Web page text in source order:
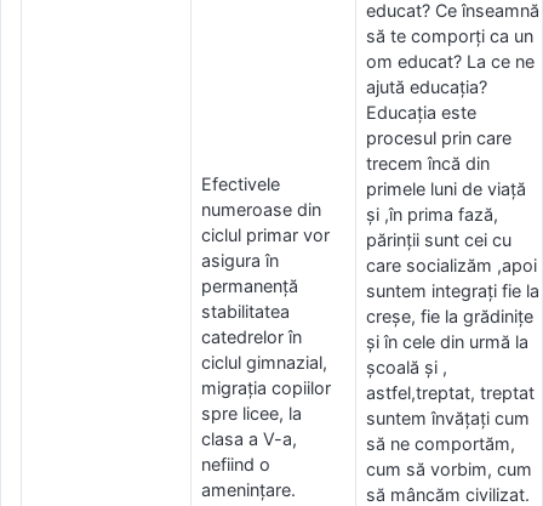
Efectivele
numeroase din
ciclul primar vor
asigura în
permanență
stabilitatea
catedrelor în
ciclul gimnazial,
migrația copiilor
spre licee, la
clasa a V-a,
nefiind o
amenințare.
educat? Ce înseamnă
să te comporți ca un
om educat? La ce ne
ajută educația?
Educația este
procesul prin care
trecem încă din
primele luni de viață
și ,în prima fază,
părinții sunt cei cu
care socializăm ,apoi
suntem integrați fie la
creșe, fie la grădinițe
și în cele din urmă la
școală și ,
astfel,treptat, treptat
suntem învățați cum
să ne comportăm,
cum să vorbim, cum
să mâncăm civilizat.